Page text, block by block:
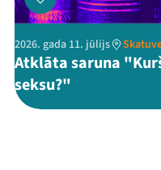
2026. gada 11. jūlijs
Atklāta saruna
seksu?"